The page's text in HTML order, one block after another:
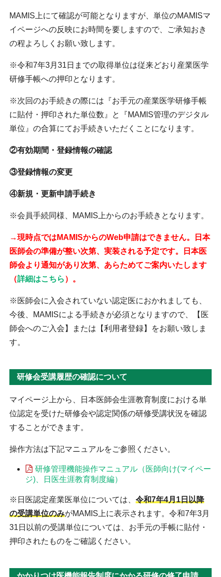
MAMIS上にて確認が可能となりますが、単位のMAMISマ
イページへの反映にお時間を要しますので、ご承知おき
の程よろしくお願い致します。
※令和7年3月31日までの取得単位は従来どおり産業医学
研修手帳への押印となります。
※次回のお手続きの際には『お手元の産業医学研修手帳
に貼付・押印された単位数』と『MAMIS管理のデジタル
単位』の合算にてお手続きいただくことになります。
②有効期間・登録情報の確認
③登録情報の変更
④新規・更新申請手続き
※会員手続同様、MAMIS上からのお手続きとなります。
→現時点ではMAMISからのWeb申請はできません。日本
医師会の準備が整い次第、実装される予定です。日本医
師会より通知があり次第、あらためてご案内いたします
（詳細はこちら ）。
※医師会に入会されていない認定医におかれましても、
今後、MAMISによる手続きが必須となりますので、【医
師会へのご入会】または【利用者登録】をお願い致しま
す。
研修会受講履歴の確認について
マイページ上から、日本医師会生涯教育制度における単
位認定を受けた研修会や認定関係の研修受講状況を確認
することができます。
操作方法は下記マニュアルをご参照ください。
研修管理機能操作マニュアル（医師向け(マイペー
ジ)、日医生涯教育制度編）
※日医認定産業医単位については、 令和7年4月1日以降
の受講単位のみがMAMIS上に表示されます。令和7年3月
31日以前の受講単位については、お手元の手帳に貼付・
押印されたものをご確認ください。